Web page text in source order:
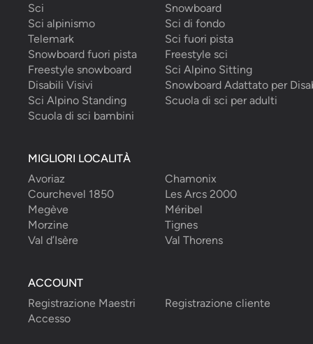
Sci
Snowboard
Sci alpinismo
Sci di fondo
Telemark
Sci fuori pista
Snowboard fuori pista
Freestyle sci
Freestyle snowboard
Sci Alpino Sitting
Disabili Visivi
Snowboard Adattato per
Sci Alpino Standing
Scuola di sci per adulti
Scuola di sci bambini
MIGLIORI LOCALITÀ
Avoriaz
Chamonix
Courchevel 1850
Les Arcs 2000
Megève
Méribel
Morzine
Tignes
Val d’Isère
Val Thorens
ACCOUNT
Registrazione Maestri
Registrazione cliente
Accesso